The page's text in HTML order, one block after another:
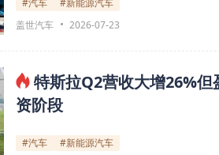
#汽车
#新能源汽车
盖世汽车
2026-07-23
特斯拉Q2营收大增26%
资阶段
#汽车
#新能源汽车